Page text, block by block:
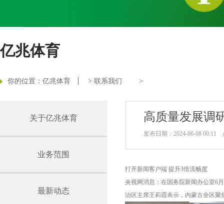
亿兆体育
你的位置： 亿兆体育 > 联系我们 >
关于亿兆体育
业务范围
最新动态
高质量发展调
发布日期：2024-06-08 00:11
打开新闻客户端 提升3倍流畅度
央视网消息：在国务院新闻办公室6
治区主席王莉霞表示，内蒙古全区